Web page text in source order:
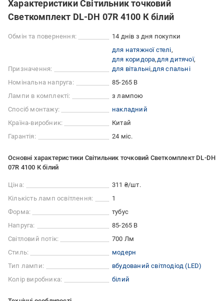
Характеристики Світильник точковий
Светкомплект DL-DH 07R 4100 К білий
Обмін та повернення: 14 днів з дня покупки
Призначення:
для натяжної стелі
для коридора для дитячої
для вітальні для спальні
Номінальна напруга:
85-265 В
Лампи в комплекті:
з лампою
Спосіб монтажу:
накладний
Країна-виробник:
Китай
Гарантія:
24 міс.
Основні характеристики Світильник точковий Светкомплект DL-DH
07R 4100 К білий
Ціна:
311 ₴/шт.
Кількість ламп освітлення:
1
Форма:
тубус
Напруга:
85-265 В
Світловий потік:
700 Лм
Стиль:
модерн
Тип лампи:
вбудований світлодіод (LED)
Колір виробника:
білий